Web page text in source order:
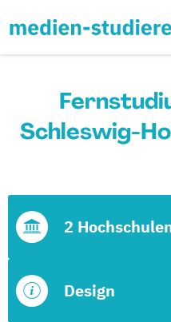
Schleswig-
Design
2